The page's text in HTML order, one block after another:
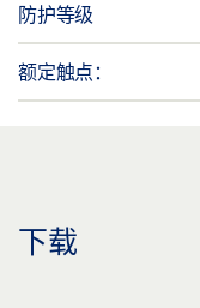
防护等级
额定触点：
下载